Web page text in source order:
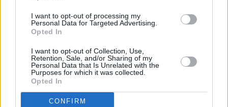
I want to opt-out of processing my
Personal Data for Targeted Advertising.
Opted In
I want to opt-out of Collection, Use,
Retention, Sale, and/or Sharing of my
Personal Data that Is Unrelated with the
Purposes for which it was collected.
Opted In
CONFIRM
BLI MEDLEM, TRYKK HER
KOMMENDE ARRANGEMENTER
AUG
18
Medlemsmøte Biofoto Innlandet med